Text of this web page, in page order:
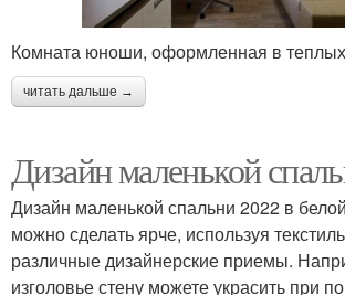
Комната юноши, оформленная в
читать дальше →
Дизайн маленькой
Дизайн маленькой спальни 2022 в
можно сделать ярче, используя
различные дизайнерские приемы.
изголовье стену можете украсить при